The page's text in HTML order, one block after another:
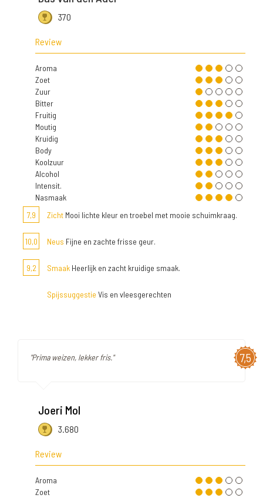
370
Review
Aroma
Zoet
Zuur
Bitter
Fruitig
Moutig
Kruidig
Body
Koolzuur
Alcohol
Intensit.
Nasmaak
7,9
Zicht Mooi lichte kleur en troebel met mooie schuimkraag.
10,0 Neus Fijne en zachte frisse geur.
9,2 Smaak Heerlijk en zacht kruidige smaak.
Spijssuggestie Vis en vleesgerechten
7,5
"Prima weizen, lekker fris."
Joeri Mol
3.680
Review
Aroma
Zoet